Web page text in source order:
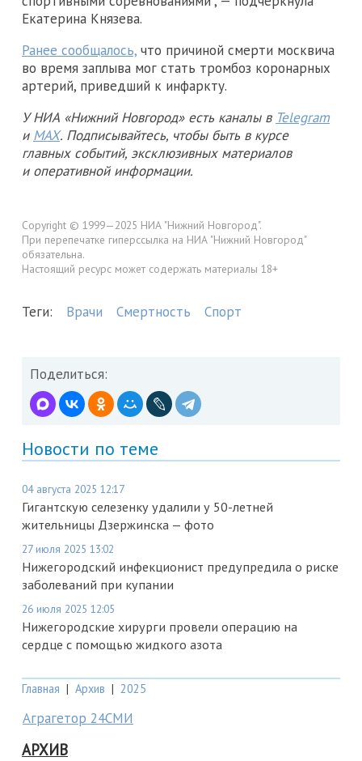
Екатерина Князева.
Ранее сообщалось, что причиной смерти москвича
во время заплыва мог стать тромбоз коронарных
артерий, приведший к инфаркту.
У НИА «Нижний Новгород» есть каналы в Telegram
и MAX. Подписывайтесь, чтобы быть в курсе
главных событий, эксклюзивных материалов
и оперативной информации.
Copyright © 1999—2025 НИА "Нижний Новгород".
При перепечатке гиперссылка на НИА "Нижний Новгород"
обязательна.
Настоящий ресурс может содержать материалы 18+
Теги: Врачи Смертность Спорт
Поделиться:
Новости по теме
04 августа 2025 12:17
Гигантскую селезенку удалили у 50-летней
жительницы Дзержинска — фото
27 июля 2025 13:02
Нижегородский инфекционист предупредила о риске
заболеваний при купании
26 июля 2025 12:05
Нижегородские хирурги провели операцию на
сердце с помощью жидкого азота
Главная | Архив | 2025
Аграгетор 24СМИ
АРХИВ